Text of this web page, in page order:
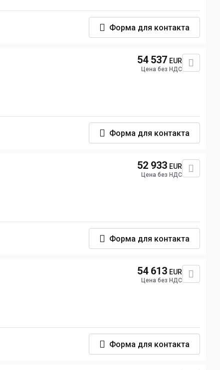
Форма для контакта
54 537 EUR
Цена без НДС
Форма для контакта
52 933 EUR
Цена без НДС
Форма для контакта
54 613 EUR
Цена без НДС
Форма для контакта